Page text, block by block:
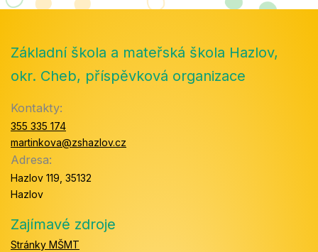
Základní škola a mateřská škola Hazlov,
okr. Cheb, příspěvková organizace
Kontakty:
355 335 174
martinkova@zshazlov.cz
Adresa:
Hazlov 119, 35132
Hazlov
Zajímavé zdroje
Stránky MŠMT